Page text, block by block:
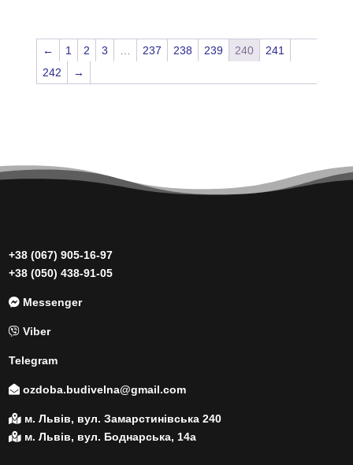
← 1 2 3 237 238 239 240
241
242
→
+38 (067) 905-16-97
+38 (050) 438-91-05
Messenger
Viber
Telegram
ozdoba.budivelna@gmail.com
м. Львів, вул. Замарстинівська 240
м. Львів, вул. Боднарська, 14а